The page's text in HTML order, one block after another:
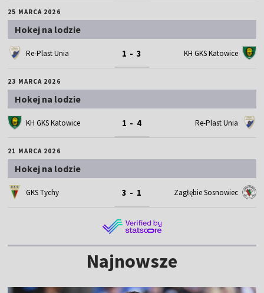
25 MARCA 2026
Hokej na lodzie
Re-Plast Unia 1 - 3 KH GKS Katowice
23 MARCA 2026
Hokej na lodzie
KH GKS Katowice 1 - 4 Re-Plast Unia
21 MARCA 2026
Hokej na lodzie
GKS Tychy 3 - 1 Zagłębie Sosnowiec
Najnowsze